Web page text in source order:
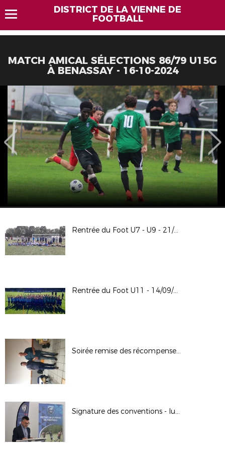
DISTRICT DE LA VIENNE DE
FOOTBALL
MATCH AMICAL SÉLECTIONS 86/79 U15G
À BENASSAY - 16-10-2024
Rentrée du Foot U7 - U9 - 21/09/2024
Rentrée du Foot U11 - 14/09/2024
Soirée remise des récompenses 13-09-2024 à Bonnes
Signature des conventions - lutte contre les violences dans les stades // 02.09.2024 à Poitiers